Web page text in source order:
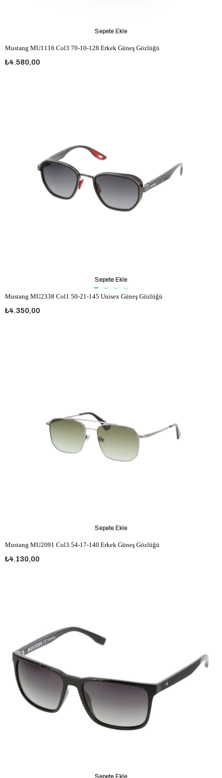
Mustang MU1116 Col3 70-10-128 Erkek Güneş Gözlüğü
₺4.580,00
Sepete Ekle
Mustang MU2338 Col1 50-21-145 Unisex Güneş Gözlüğü
₺4.350,00
Sepete Ekle
Mustang MU2091 Col3 54-17-140 Erkek Güneş Gözlüğü
₺4.130,00
Sepete Ekle
Sepete Ekle